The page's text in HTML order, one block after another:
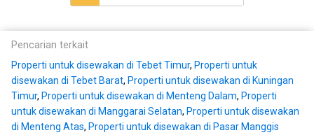
Pencarian terkait
Properti untuk disewakan di Tebet Timur, Properti untuk
disewakan di Tebet Barat, Properti untuk disewakan di Kuningan
Timur, Properti untuk disewakan di Menteng Dalam, Properti
untuk disewakan di Manggarai Selatan, Properti untuk disewakan
di Menteng Atas, Properti untuk disewakan di Pasar Manggis